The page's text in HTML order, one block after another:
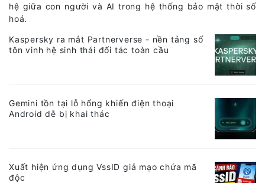
hệ giữa con người và AI trong hệ thống bảo mật thời số
hoá.
Kaspersky ra mắt Partnerverse - nền tảng số
tôn vinh hệ sinh thái đối tác toàn cầu
Gemini tồn tại lỗ hổng khiến điện thoại
Android dễ bị khai thác
Xuất hiện ứng dụng VssID giả mạo chứa mã
độc